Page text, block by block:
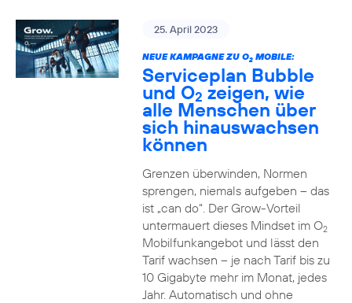
25. April 2023
NEUE KAMPAGNE ZU O2MOBILE:
Serviceplan Bubble
und O2 zeigen, wie
alle Menschen über
sich hinauswachsen
können
Grenzen überwinden, Normen
sprengen, niemals aufgeben – das
ist „can do“. Der Grow-Vorteil
untermauert dieses Mindset im O2
Mobilfunkangebot und lässt den
Tarif wachsen – je nach Tarif bis zu
10 Gigabyte mehr im Monat, jedes
Jahr. Automatisch und ohne